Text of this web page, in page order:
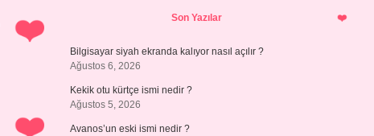
SidebarSon Yazılar
Bilgisayar siyah ekranda kalıyor nasıl açılır ?
Ağustos 6, 2026
Kekik otu kürtçe ismi nedir ?
Ağustos 5, 2026
Avanos’un eski ismi nedir ?